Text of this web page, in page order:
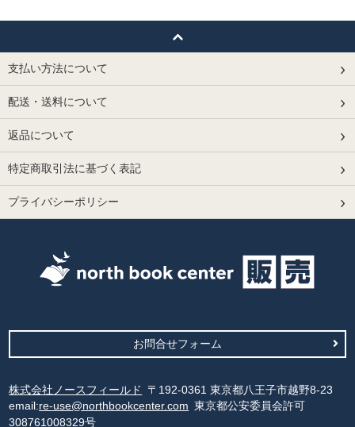
支払い方法について
配送・送料について
返品について
特定商取引法に基づく表記
プライバシーポリシー
お問合せフォーム
株式会社ノースフィールド
〒192-0361 東京都八王子市越野8-23
email:re-use@northbookcenter.com 東京都公安委員会許可
308761008329号